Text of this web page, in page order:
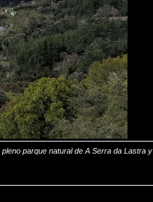
parque natural de A Serra da Lastra y